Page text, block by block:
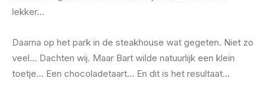
lekker…
Daarna op het park in de steakhouse wat gegeten. Niet zo
veel… Dachten wij. Maar Bart wilde natuurlijk een klein
toetje… Een chocoladetaart… En dit is het resultaat…